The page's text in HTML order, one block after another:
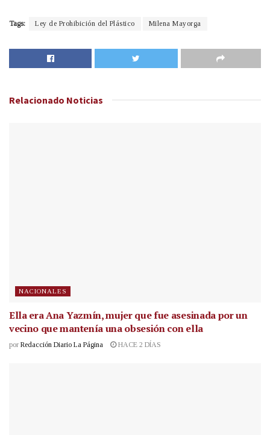
Tags: Ley de Prohibición del Plástico Milena Mayorga
Relacionado Noticias
NACIONALES
Ella era Ana Yazmín, mujer que fue asesinada por un
vecino que mantenía una obsesión con ella
por Redacción Diario La Página HACE 2 DÍAS